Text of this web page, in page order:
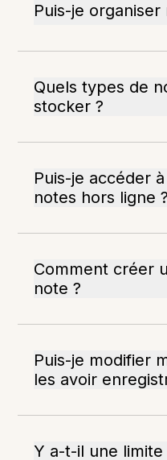
Puis-je organiser
Quels types de
stocker ?
Puis-je accéder
notes hors ligne ?
Comment créer
note ?
Puis-je modifier
les avoir
Y a-t-il une